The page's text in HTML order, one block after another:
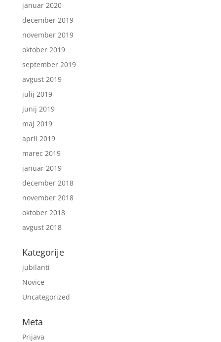
januar 2020
december 2019
november 2019
oktober 2019
september 2019
avgust 2019
julij 2019
junij 2019
maj 2019
april 2019
marec 2019
januar 2019
december 2018
november 2018
oktober 2018
avgust 2018
Kategorije
jubilanti
Novice
Uncategorized
Meta
Prijava